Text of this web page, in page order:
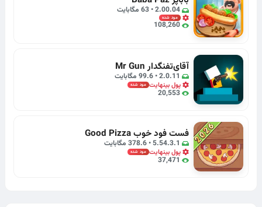
2.00.04 • 63 مگابایت
مود شده
108,260
آقای‌تفنگدار Mr Gun
2.0.11 • 99.6 مگابایت
پول بینهایت مود شده
20,553
فست‌‌‌ فود‌ خوب Good Pizza
5.54.3.1 • 378.6 مگابایت
پول بینهایت مود شده
37,471